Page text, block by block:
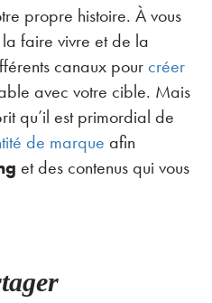
propre histoire. À vous
faire vivre et de la
canaux pour créer
avec votre cible. Mais
qu’il est primordial de
de marque afin
et des contenus qui vous